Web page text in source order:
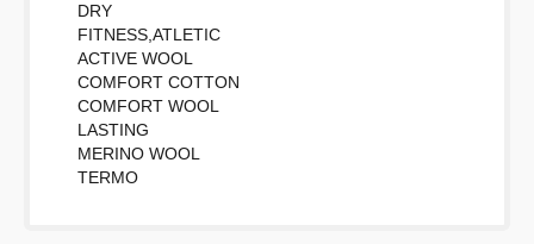
DRY
FITNESS,ATLETIC
ACTIVE WOOL
COMFORT COTTON
COMFORT WOOL
LASTING
MERINO WOOL
TERMO